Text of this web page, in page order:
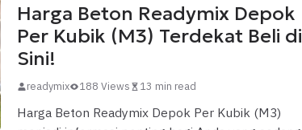
Harga Beton Readymix Depok
Per Kubik (M3) Terdekat Beli di
Sini!
readymix 188 Views 13 min read
Harga Beton Readymix Depok Per Kubik (M3)